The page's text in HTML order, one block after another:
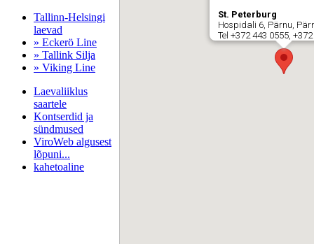
Tallinn-Helsingi
laevad
» Eckerö Line
» Tallink Silja
» Viking Line
Laevaliiklus
saartele
Kontserdid ja
sündmused
ViroWeb algusest
lõpuni...
kahetoaline
St. Peterburg
Hospidali 6, Pärnu,
Tel +372 443 0555,